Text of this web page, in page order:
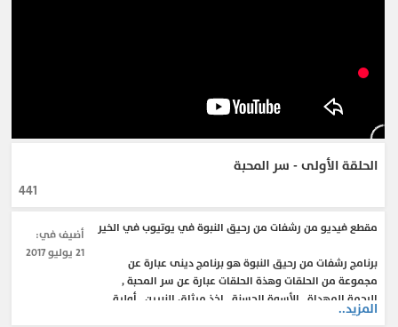
الحلقة الأولى - سر المحبة
441
أضيف في:
21 يوليو 2017
مقطع فيديو من رشفات من رحيق النبوة في يوتيوب في الخير
برنامج رشفات من رحيق النبوة هو برنامج دينى عبارة عن
مجموعة من الحلقات وهذة الحلقات عبارة عن سر المحبة ,
الرحمة المهداة , الأسوة الحسنة , اخذ ميثاق النبيين , أولية
الخلق , سيدنا عيسى يؤمن برسالة سيدنا محمد (ص) , خاصية
المزيد..